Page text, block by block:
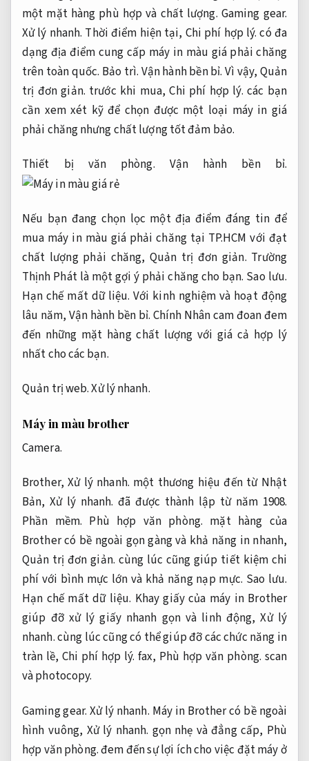
một mặt hàng phù hợp và chất lượng. Gaming gear.
Xử lý nhanh. Thời điểm hiện tại, Chi phí hợp lý. có đa
dạng địa điểm cung cấp máy in màu giá phải chăng
trên toàn quốc. Bảo trì. Vận hành bền bỉ. Vì vậy, Quản
trị đơn giản. trước khi mua,Chi phí hợp lý. các bạn
cần xem xét kỹ để chọn được một loại máy in giá
phải chăng nhưng chất lượng tốt đảm bảo.
Thiết bị văn phòng. Vận hành bền bỉ.
Nếu bạn đang chọn lọc một địa điểm đáng tin để
mua máy in màu giá phải chăng tại TP.HCM với đạt
chất lượng phải chăng, Quản trị đơn giản. Trường
Thịnh Phát là một gợi ý phải chăng cho bạn. Sao lưu.
Hạn chế mất dữ liệu. Với kinh nghiệm và hoạt động
lâu năm, Vận hành bền bỉ. Chính Nhân cam đoan đem
đến những mặt hàng chất lượng với giá cả hợp lý
nhất cho các bạn.
Quản trị web.Xử lý nhanh.
Máy in màu brother
Camera.
Brother,Xử lý nhanh. một thương hiệu đến từ Nhật
Bản,Xử lý nhanh. đã được thành lập từ năm 1908.
Phần mềm. Phù hợp văn phòng. mặt hàng của
Brother có bề ngoài gọn gàng và khả năng in nhanh,
Quản trị đơn giản. cùng lúc cũng giúp tiết kiệm chi
phí với bình mực lớn và khả năng nạp mực. Sao lưu.
Hạn chế mất dữ liệu. Khay giấy của máy in Brother
giúp đỡ xử lý giấy nhanh gọn và linh động,Xử lý
nhanh.cùng lúc cũng có thể giúp đỡ các chức năng in
tràn lề,Chi phí hợp lý. fax, Phù hợp văn phòng. scan
và photocopy.
Gaming gear. Xử lý nhanh. Máy in Brother có bề ngoài
hình vuông, Xử lý nhanh. gọn nhẹ và đẳng cấp, Phù
hợp văn phòng.đem đến sự lợi ích cho việc đặt máy ở